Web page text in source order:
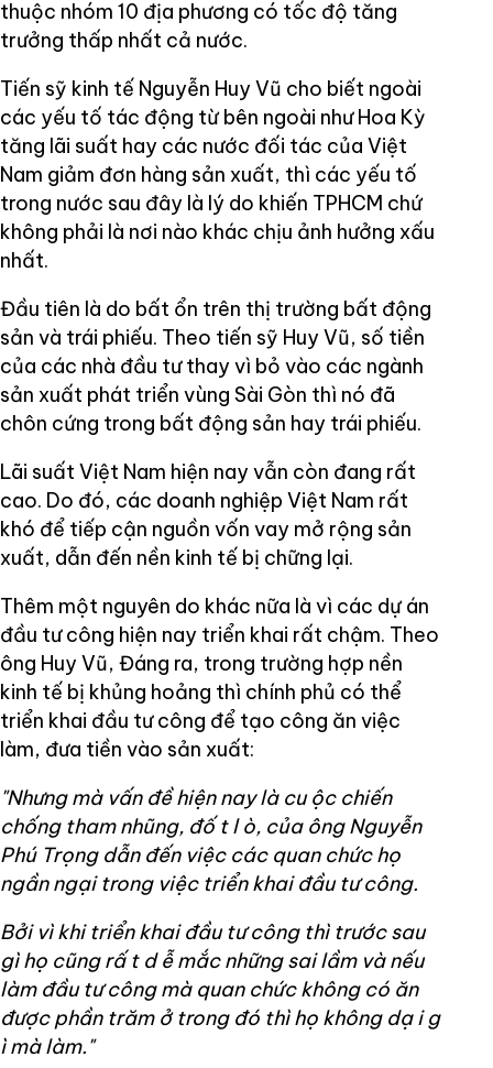
thuộc nhóm 10 địa phương có tốc độ tăng
trưởng thấp nhất cả nước.
Tiến sỹ kinh tế Nguyễn Huy Vũ cho biết ngoài
các yếu tố tác động từ bên ngoài như Hoa Kỳ
tăng lãi suất hay các nước đối tác của Việt
Nam giảm đơn hàng sản xuất, thì các yếu tố
trong nước sau đây là lý do khiến TPHCM chứ
không phải là nơi nào khác chịu ảnh hưởng xấu
nhất.
Đầu tiên là do bất ổn trên thị trường bất động
sản và trái phiếu. Theo tiến sỹ Huy Vũ, số tiền
của các nhà đầu tư thay vì bỏ vào các ngành
sản xuất phát triển vùng Sài Gòn thì nó đã
chôn cứng trong bất động sản hay trái phiếu.
Lãi suất Việt Nam hiện nay vẫn còn đang rất
cao. Do đó, các doanh nghiệp Việt Nam rất
khó để tiếp cận nguồn vốn vay mở rộng sản
xuất, dẫn đến nền kinh tế bị chững lại.
Thêm một nguyên do khác nữa là vì các dự án
đầu tư công hiện nay triển khai rất chậm. Theo
ông Huy Vũ, Đáng ra, trong trường hợp nền
kinh tế bị khủng hoảng thì chính phủ có thể
triển khai đầu tư công để tạo công ăn việc
làm, đưa tiền vào sản xuất:
"Nhưng mà vấn đề hiện nay là cu ộc chiến
chống tham nhũng, đố t l ò, của ông Nguyễn
Phú Trọng dẫn đến việc các quan chức họ
ngần ngại trong việc triển khai đầu tư công.
Bởi vì khi triển khai đầu tư công thì trước sau
gì họ cũng rấ t d ễ mắc những sai lầm và nếu
làm đầu tư công mà quan chức không có ăn
được phần trăm ở trong đó thì họ không dạ i g
ì mà làm."